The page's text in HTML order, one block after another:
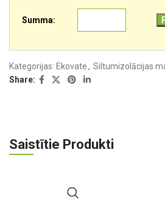
Summa:
Kategorijas: Ekovate, Siltumizolācijas
Share:
Saistītie Produkti